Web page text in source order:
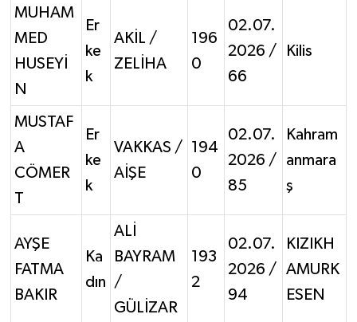
MUHAM
MED
HUSEYİ
N
Er
ke
k
AKİL /
ZELİHA
196
0
02.07.
2026 /
66
Kilis
MUSTAF
A
CÖMER
T
Er
ke
k
VAKKAS /
AİŞE
194
0
02.07.
2026 /
85
Kahram
anmara
ş
AYŞE
FATMA
BAKIR
Ka
dın
ALİ
BAYRAM
/
GÜLİZAR
193
2
02.07.
2026 /
94
KIZIKH
AMURK
ESEN